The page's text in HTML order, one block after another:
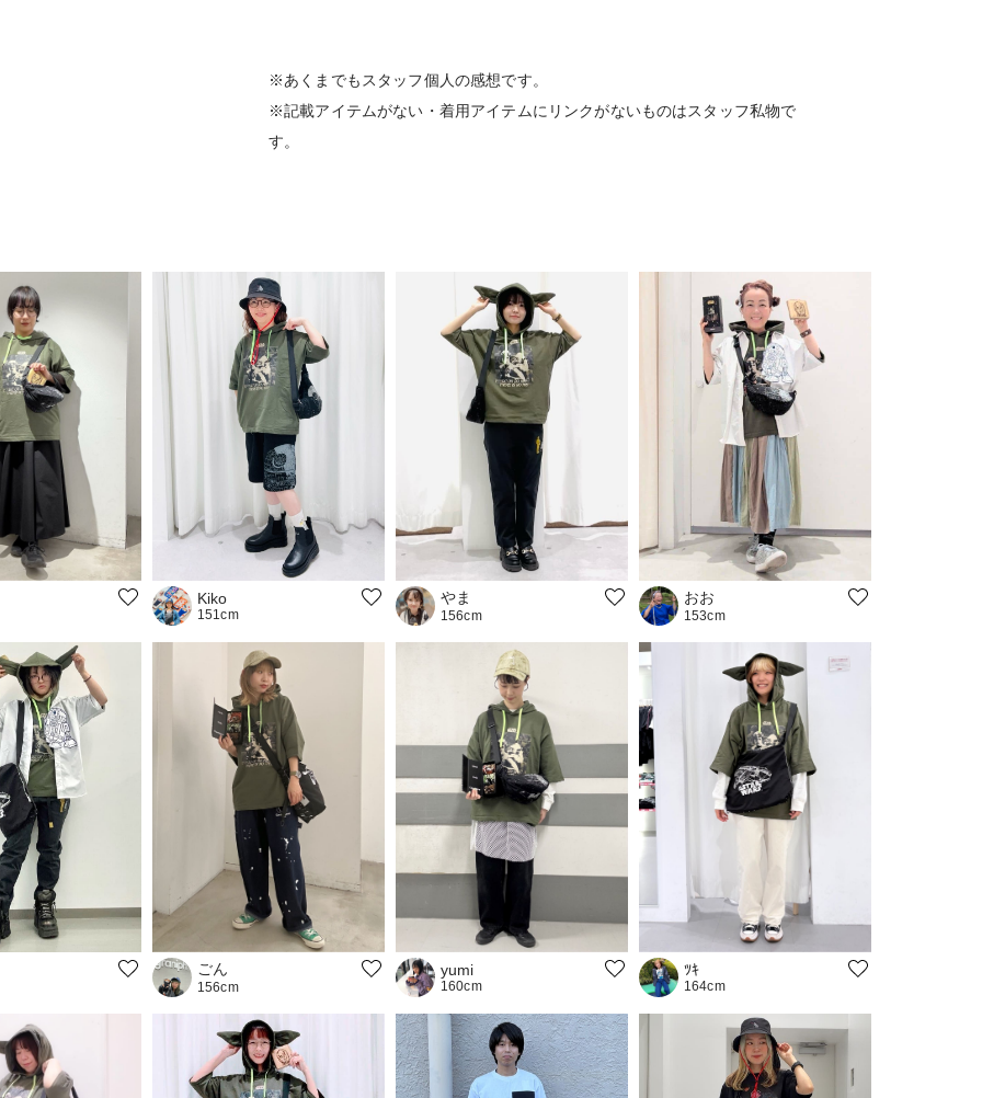
※あくまでもスタッフ個人の感想です。
※記載アイテムがない・着用アイテムにリンクがないものはスタッフ私物で
す。
Kiko
151cm
やま
156cm
おお
153cm
ごん
156cm
yumi
160cm
ﾂｷ
164cm